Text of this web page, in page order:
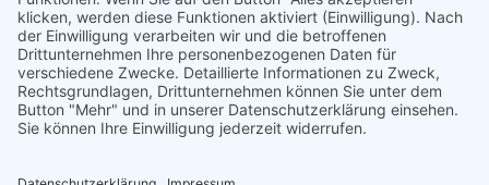
Verstehen
Vorgestellt
Im Fokus
Folge uns auf:
Abonniere unseren Newsletter: